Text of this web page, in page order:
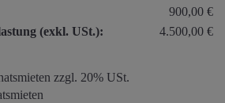
900,00 €
(exkl. USt.):
4.500,00 €
zzgl. 20% USt.